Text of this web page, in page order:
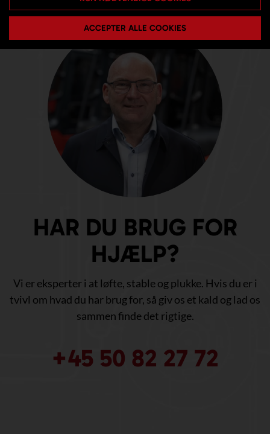
HAR DU BRUG FOR
HJÆLP?
Vi er eksperter i at løfte, stable og plukke. Hvis du er i
tvivl om hvad du har brug for, så giv os et kald og lad os
sammen finde det rigtige.
+45 50 82 27 72
ACCEPTER ALLE COOKIES